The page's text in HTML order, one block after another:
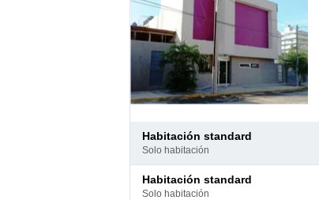
habitación standard
solo habitación
habitación standard
solo habitación